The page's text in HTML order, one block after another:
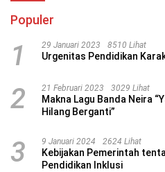
Populer
1 29 Januari 2023 8510 Lihat
Urgenitas Pendidikan
2 21 Februari 2023 3029 Lihat
Makna Lagu Banda Neira
Hilang Berganti”
3 9 Januari 2024 2624 Lihat
Kebijakan Pemerintah
Pendidikan Inklusi